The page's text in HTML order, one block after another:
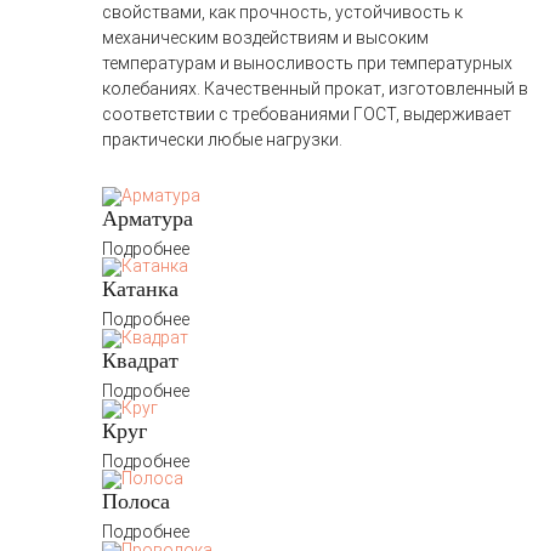
свойствами, как прочность, устойчивость к
механическим воздействиям и высоким
температурам и выносливость при температурных
колебаниях. Качественный прокат, изготовленный в
соответствии с требованиями ГОСТ, выдерживает
практически любые нагрузки.
Арматура
Подробнее
Катанка
Подробнее
Квадрат
Подробнее
Круг
Подробнее
Полоса
Подробнее